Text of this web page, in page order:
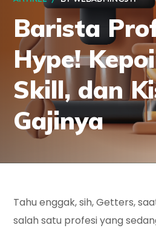
Barista
Hype!
Skill, dan
Gajinya
Tahu enggak, sih, Getters,
salah satu profesi yang